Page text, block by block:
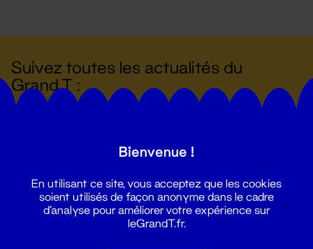
Suivez toutes les actualités du
Grand T :
Bienvenue !
En utilisant ce site, vous acceptez que les cookies
soient utilisés de façon anonyme dans le cadre
d'analyse pour améliorer votre expérience sur
leGrandT.fr.